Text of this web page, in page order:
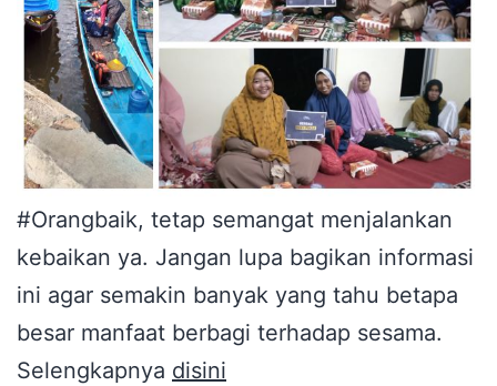
#Orangbaik, tetap semangat menjalankan
kebaikan ya. Jangan lupa bagikan informasi
ini agar semakin banyak yang tahu betapa
besar manfaat berbagi terhadap sesama.
Selengkapnya disini